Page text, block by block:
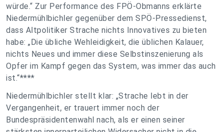
würde.“ Zur Performance des FPÖ-Obmanns erklärte
Niedermühlbichler gegenüber dem SPÖ-Pressedienst,
dass Altpolitiker Strache nichts Innovatives zu bieten
habe: „Die übliche Wehleidigkeit, die üblichen Kalauer,
nichts Neues und immer diese Selbstinszenierung als
Opfer im Kampf gegen das System, was immer das auch
ist.“****
Niedermühlbichler stellt klar: „Strache lebt in der
Vergangenheit, er trauert immer noch der
Bundespräsidentenwahl nach, als er einen seiner